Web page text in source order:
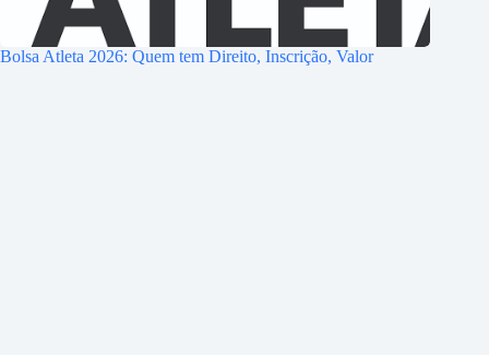
Bolsa Atleta 2026: Quem tem Direito, Inscrição, Valor